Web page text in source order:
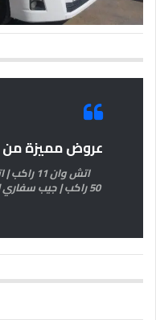
عروض مميزة من